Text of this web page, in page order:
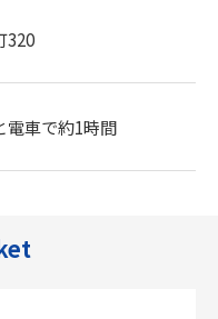
320
電車で約1時間